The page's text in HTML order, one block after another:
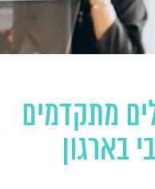
מתקדמים
בארגון